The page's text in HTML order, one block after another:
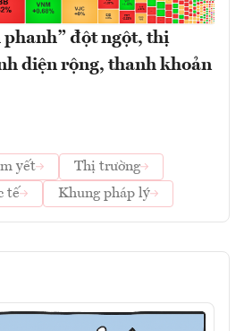
phanh” đột ngột, thị
diện rộng, thanh khoản
yết
Thị trường
tế Khung pháp lý